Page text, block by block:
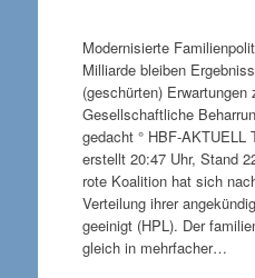
Modernisierte
Milliarde bleiben
(geschürten) Erwartungen
Gesellschaftliche
gedacht ° HBF-AKTUELL
erstellt 20:47 Uhr, Stand
rote Koalition hat sich
Verteilung ihrer
geeinigt (HPL). Der
gleich in mehrfacher…